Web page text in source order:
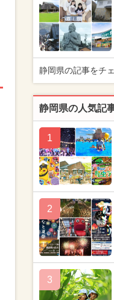
静岡県の記事をチ
静岡県の人気記
1
2
3